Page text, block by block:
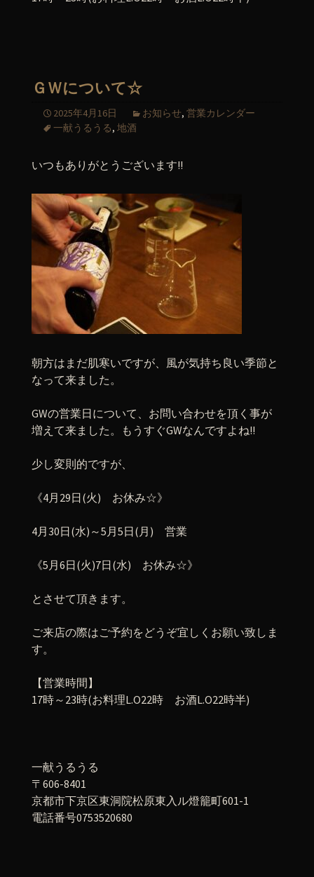
ＧＷについて☆
2025年4月16日 お知らせ, 営業カレンダー
一献うるうる, 地酒
いつもありがとうございます!!
朝方はまだ肌寒いですが、風が気持ち良い季節と
なって来ました。
GWの営業日について、お問い合わせを頂く事が
増えて来ました。もうすぐGWなんですよね!!
少し変則的ですが、
《4月29日(火) お休み☆》
4月30日(水)～5月5日(月) 営業
《5月6日(火)7日(水) お休み☆》
とさせて頂きます。
ご来店の際はご予約をどうぞ宜しくお願い致しま
す。
【営業時間】
17時～23時(お料理L.O22時 お酒L.O22時半)
一献うるうる
〒606-8401
京都市下京区東洞院松原東入ル燈籠町601-1
電話番号0753520680